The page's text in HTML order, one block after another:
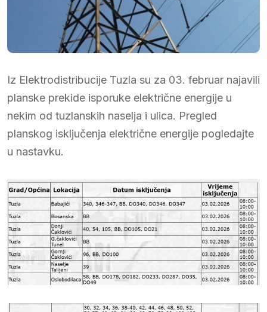
Iz Elektrodistribucije Tuzla su za 03. februar najavili
planske prekide isporuke električne energije u
nekim od tuzlanskih naselja i ulica. Pregled
planskog isključenja električne energije pogledajte
u nastavku.